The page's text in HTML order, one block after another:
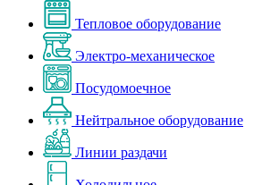
Тепловое оборудование
Электро-механическое
Посудомоечное
Нейтральное оборудование
Линии раздачи